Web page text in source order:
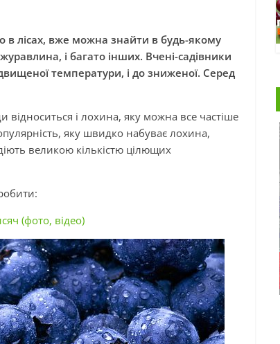
в лісах, вже можна знайти в будь-якому
і багато інших. Вчені-садівники
температури, і до зниженої. Серед
відноситься і лохина, яку можна все частіше
яку швидко набуває лохина,
великою кількістю цілющих
(фото, відео)